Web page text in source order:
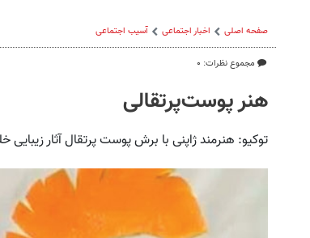
صفحه اصلی اخبار اجتماعی آسیب اجتماعی
مجموع نظرات: ۰
هنر پوست‌پرتقالی
توکیو:‌ هنرمند ژاپنی با برش‌ پوست پرتقال آثار زیبایی